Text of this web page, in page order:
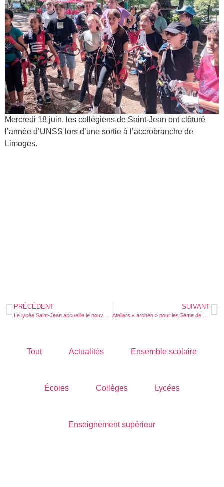
Mercredi 18 juin, les collégiens de Saint-Jean ont clôturé
l’année d’UNSS lors d’une sortie à l’accrobranche de
Limoges.
PRÉCÉDENT SUIVANT
Tout Actualités Ensemble scolaire
Écoles Collèges Lycées
Enseignement supérieur